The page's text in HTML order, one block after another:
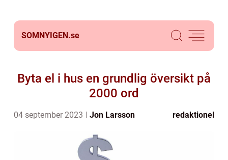
SOMNYIGEN.se
Byta el i hus en grundlig översikt på
2000 ord
04 september 2023 Jon Larsson redaktionel